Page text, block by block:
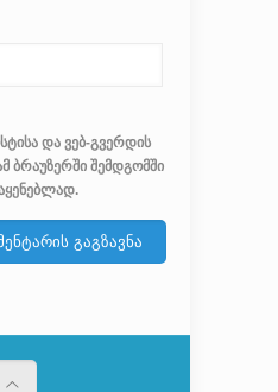
და ვებ-გვერდის
ბრაუზერში შემდგომში